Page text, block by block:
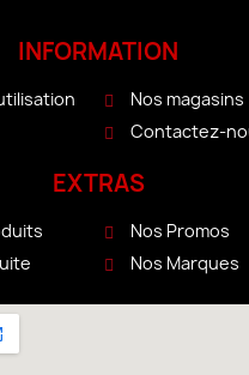
INFORMATION
Nos magasins
Contactez-
EXTRAS
Nos Promos
Nos Marques